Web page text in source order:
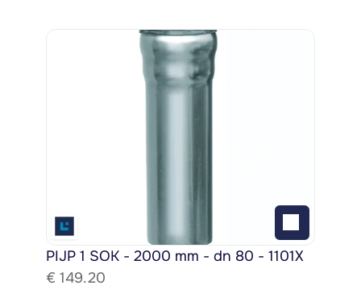
PIJP 1 SOK - 2000 mm - dn 80 - 1101X
€ 149.20